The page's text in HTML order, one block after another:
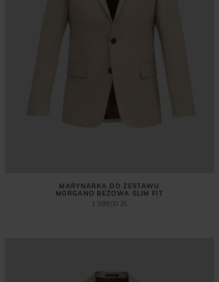
MARYNARKA DO ZESTAWU
MORGANO BEŻOWA SLIM FIT
1 599,00 ZŁ